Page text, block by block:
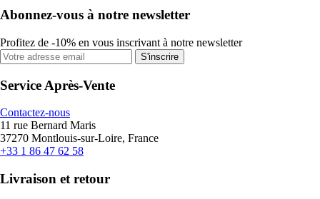
Abonnez-vous à notre newsletter
Profitez de -10% en vous inscrivant à notre newsletter
S'inscrire
Service Après-Vente
Contactez-nous
11 rue Bernard Maris
37270 Montlouis-sur-Loire, France
+33 1 86 47 62 58
Livraison et retour